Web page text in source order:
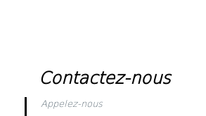
Contactez-nous
Appelez-nous